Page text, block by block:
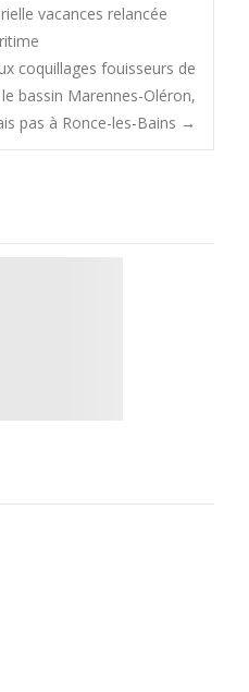
vacances relancée
coquillages fouisseurs de
bassin Marennes-Oléron,
pas à Ronce-les-Bains →